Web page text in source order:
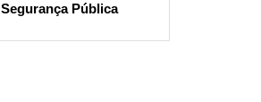
Segurança Pública